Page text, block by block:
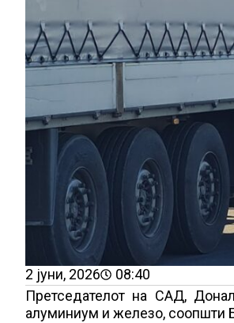
2 јуни, 2026
08:40
Претседателот на САД,
алуминиум и железо, соопшти